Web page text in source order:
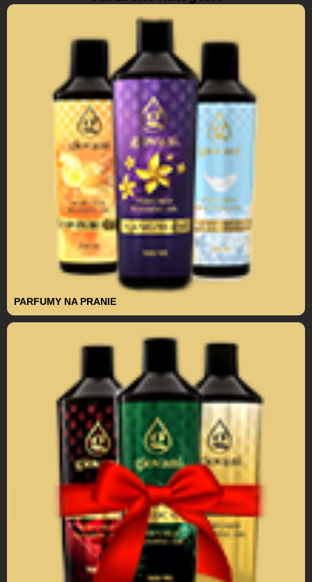
PARFUMY NA PRANIE